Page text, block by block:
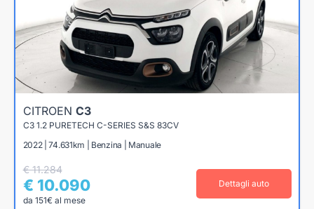
CITROEN C3
C3 1.2 PURETECH C-SERIES S&S 83CV
2022 | 74.631km | Benzina | Manuale
€ 11.284
€ 10.090
da 151€ al mese
Dettagli auto